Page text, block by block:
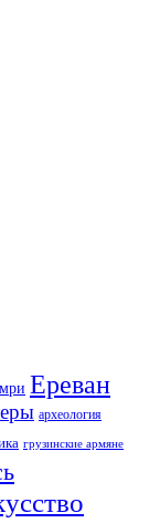
Ереван
археология
грузинские армяне